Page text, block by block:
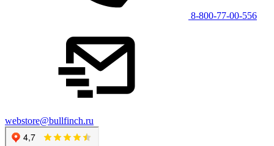
8-800-77-00-556
webstore@bullfinch.ru